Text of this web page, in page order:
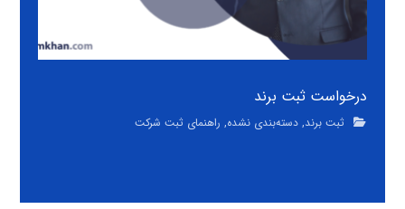
درخواست ثبت برند
ثبت برند,دسته‌بندی نشده, راهنمای ثبت شرکت